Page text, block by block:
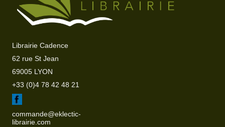
Librairie Cadence
62 rue St Jean
69005 LYON
+33 (0)4 78 42 48 21
commande@eklectic-
librairie.com